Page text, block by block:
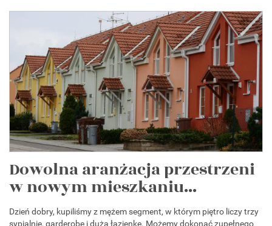
Dowolna aranżacja przestrzeni
w nowym mieszkaniu...
Dzień dobry, kupiliśmy z mężem segment, w którym piętro liczy trzy
sypialnie, garderobę i dużą łazienkę. Możemy dokonać zupełnego